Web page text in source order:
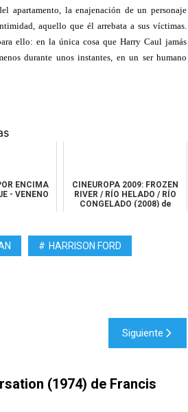
apartamento, la enajenación de un personaje
aquello que él arrebata a sus víctimas.
ello: en la única cosa que Harry Caul jamás
durante unos instantes, en un ser humano
ENCIMA
- VENENO
CINEUROPA 2009: FROZEN
RIVER / RÍO HELADO / RÍO
CONGELADO (2008) de
HARRISON FORD
Siguiente
(1974) de Francis